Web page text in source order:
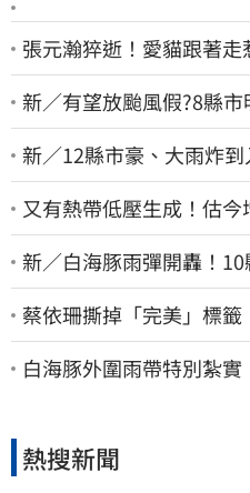
張元瀚猝逝！愛貓跟著走
新／有望放颱風假?8縣
新／12縣市豪、大雨炸
又有熱帶低壓生成！估今
新／白海豚雨彈開轟！
蔡依珊撕掉「完美」標
究會癒合
白海豚外圍雨帶特別紮
熱搜新聞